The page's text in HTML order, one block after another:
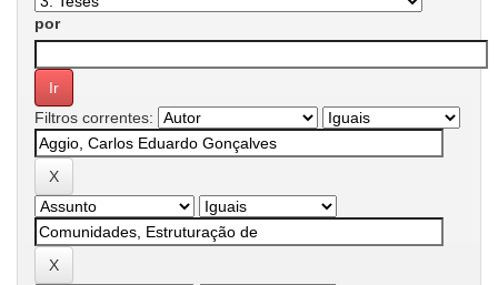
por
Filtros correntes: